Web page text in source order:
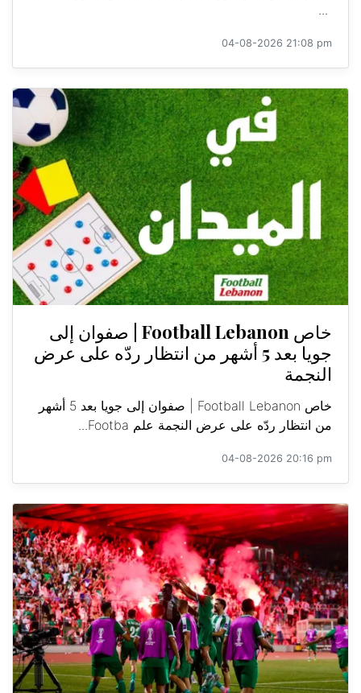
...
04-08-2026 21:08 pm
خاص Football Lebanon | صفوان إلى
جويا بعد 5 أشهر من انتظار ردّه على عرض
النجمة
خاص Football Lebanon | صفوان إلى جويا بعد 5 أشهر
من انتظار ردّه على عرض النجمة علم Footba...
04-08-2026 20:16 pm